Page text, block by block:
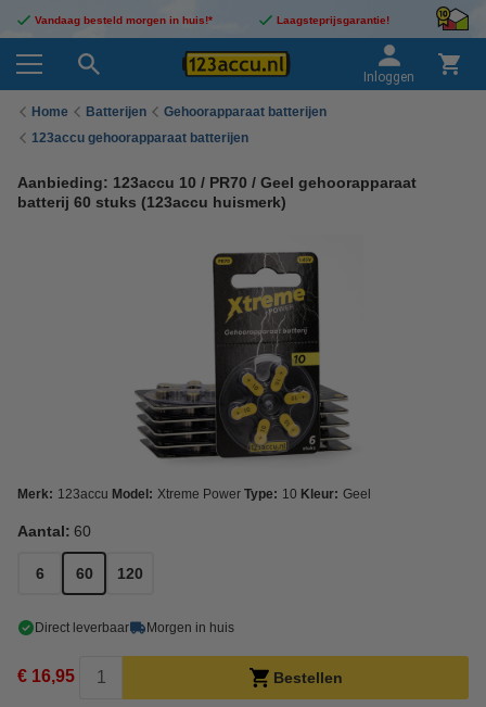
Vandaag besteld morgen in huis!* Laagsteprijsgarantie!
Inloggen
Home Batterijen
Gehoorapparaat batterijen
123accu gehoorapparaat batterijen
Aanbieding: 123accu 10 / PR70 / Geel gehoorapparaat
batterij 60 stuks (123accu huismerk)
Merk: 123accu Model: Xtreme Power Type: 10 Kleur: Geel
Aantal: 60
6 60 120
Direct leverbaar Morgen in huis
€ 16,95 Bestellen